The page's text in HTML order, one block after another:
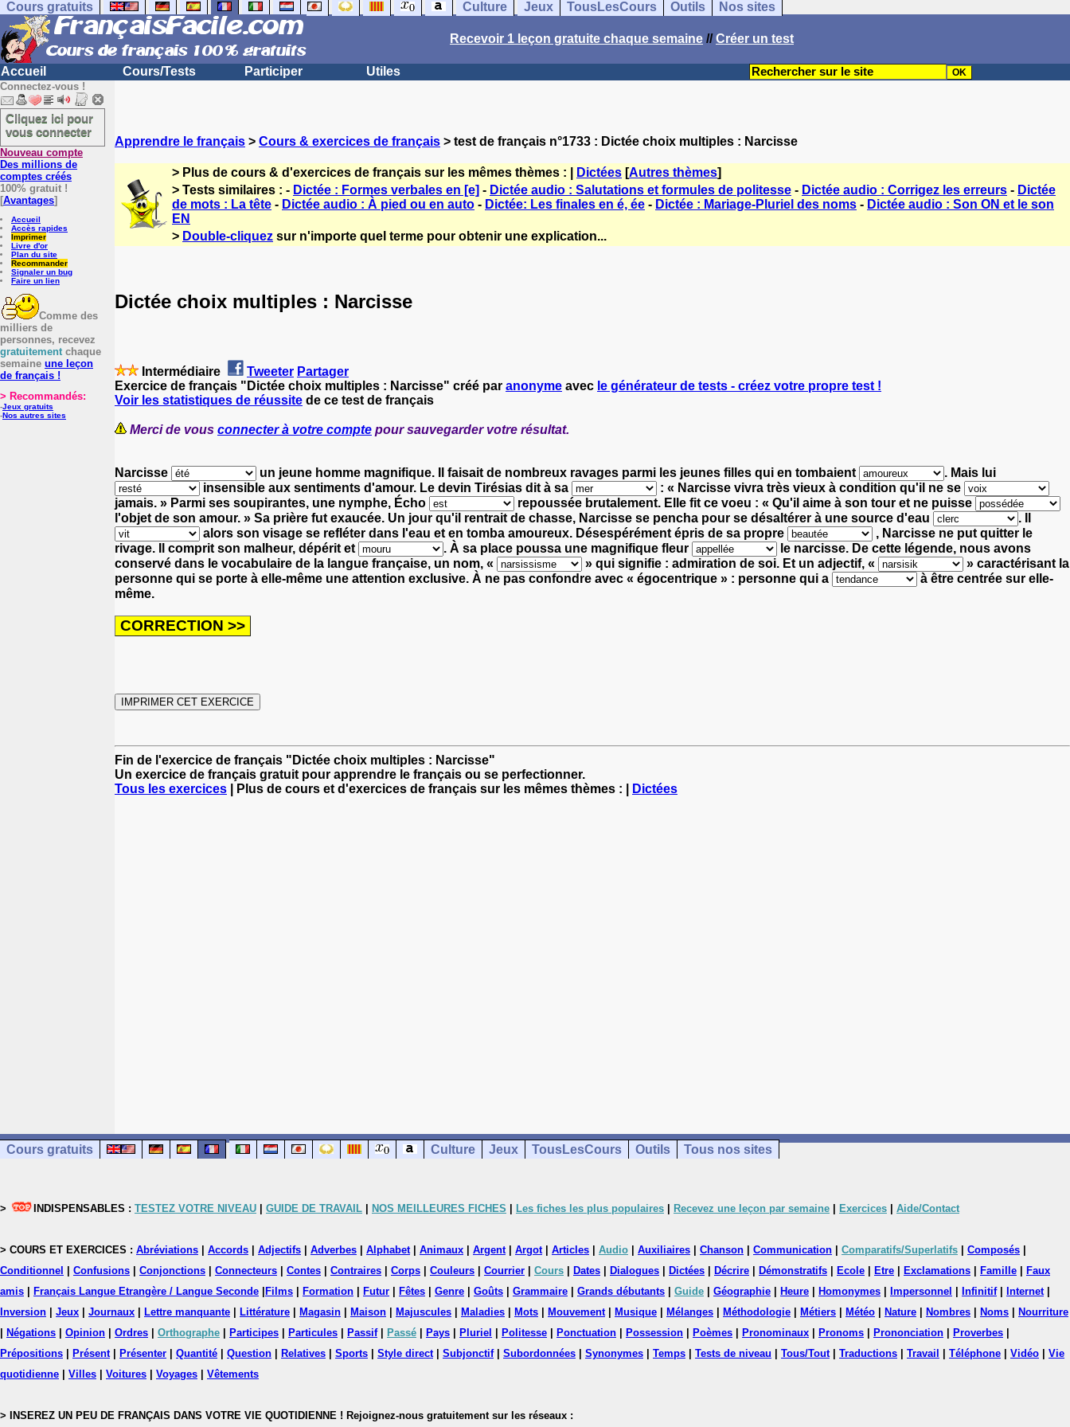
Cours gratuits Culture Jeux TousLesCours Outils Nos sites
Recevoir 1 leçon gratuite chaque semaine //Créer un test
Accueil Cours/Tests Participer Utiles
Connectez-vous !
Cliquez ici pour
vous connecter
Nouveau compte
Des millions de
comptes créés
100% gratuit !
[Avantages]
Accueil
Accès rapides
Imprimer
Livre d'or
Plan du site
Recommander
Signaler un bug
Faire un lien
Comme des
milliers de
personnes, recevez
gratuitementchaque
semaine une leçon
de français !
> Recommandés:
-Jeux gratuits
-Nos autres sites
Apprendre le français > Cours & exercices de français > test de français n°1733 : Dictée choix multiples : Narcisse
> Plus de cours & d'exercices de français sur les mêmes thèmes : | Dictées [Autres thèmes]
> Tests similaires : - Dictée : Formes verbales en [e] - Dictée audio : Salutations et formules de politesse - Dictée audio : Corrigez les erreurs - Dictée
de mots : La tête - Dictée audio : À pied ou en auto - Dictée: Les finales en é, ée - Dictée : Mariage-Pluriel des noms - Dictée audio : Son ON et le son
EN
> Double-cliquez sur n'importe quel terme pour obtenir une explication...
Dictée choix multiples : Narcisse
Intermédiaire Tweeter Partager
Exercice de français "Dictée choix multiples : Narcisse" créé par anonyme avec le générateur de tests - créez votre propre test !
Voir les statistiques de réussite de ce test de français
Merci de vous connecter à votre compte pour sauvegarder votre résultat.
Narcisse un jeune homme magnifique. Il faisait de nombreux ravages parmi les jeunes filles qui en tombaient . Mais lui
insensible aux sentiments d'amour. Le devin Tirésias dit à sa : « Narcisse vivra très vieux à condition qu'il ne se
jamais. » Parmi ses soupirantes, une nymphe, Écho repoussée brutalement. Elle fit ce voeu : « Qu'il aime à son tour et ne puisse
l'objet de son amour. » Sa prière fut exaucée. Un jour qu'il rentrait de chasse, Narcisse se pencha pour se désaltérer à une source d'eau .
alors son visage se refléter dans l'eau et en tomba amoureux. Désespérément épris de sa propre
, Narcisse ne put quitter le
rivage.
Il comprit son malheur, dépérit et . À sa place poussa une magnifique fleur le narcisse. De cette légende, nous avons
conservé dans le vocabulaire de la langue française, un nom, « » qui signifie : admiration de soi. Et un adjectif, « » caractérisant la
personne qui se porte à elle-même une attention exclusive. À ne pas confondre avec « égocentrique » : personne qui a
à être centrée sur elle-
même.
Fin de l'exercice de français "Dictée choix multiples : Narcisse"
Un exercice de français gratuit pour apprendre le français ou se perfectionner.
Tous les exercices | Plus de cours et d'exercices de français sur les mêmes thèmes : | Dictées
Cours gratuits Culture Jeux TousLesCours Outils Tous nos sites
> INDISPENSABLES : TESTEZ VOTRE NIVEAU GUIDE DE TRAVAIL NOS MEILLEURES FICHES Les fiches les plus populaires Recevez une leçon par semaine Exercices Aide/Contact
> COURS ET EXERCICES : Abréviations Accords Adjectifs Adverbes Alphabet| Animaux Argent| Argot| Articles Audio Auxiliaires Chanson Communication Comparatifs/Superlatifs Composés
Conditionnel
Confusions Conjonctions Connecteurs Contes Contraires Corps Couleurs Courrier Cours Dates Dialogues Dictées Décrire Démonstratifs Ecole Etre Exclamations Famille
Faux
amis
Français Langue Etrangère / Langue Seconde Films Formation Futur Fêtes Genre Goûts Grammaire Grands débutants Guide Géographie Heure Homonymes Impersonnel Infinitif| Internet|
Inversion
Jeux Journaux Lettre manquante Littérature Magasin Maison Majuscules Maladies Mots Mouvement| Musique Mélanges Méthodologie Métiers Météo Nature Nombres Noms
Nourriture
Négations Opinion Ordres Orthographe Participes Particules Passif| Passé Pays Pluriel Politesse Ponctuation Possession Poèmes Pronominaux Pronoms Prononciation Proverbes
Prépositions
Présent| Présenter Quantité Question Relatives Sports Style direct| Subjonctif| Subordonnées Synonymes Temps Tests de niveau Tous/Tout| Traductions Travail Téléphone Vidéo
Vie
quotidienne
Villes Voitures Voyages Vêtements
> INSEREZ UN PEU DE FRANÇAIS DANS VOTRE VIE QUOTIDIENNE ! Rejoignez-nous gratuitement sur les réseaux :